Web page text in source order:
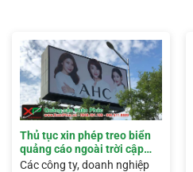
Thủ tục xin phép treo biển
quảng cáo ngoài trời cập
nhật 2026
Các công ty, doanh nghiệp